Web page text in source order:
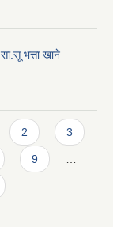
भत्ता खाने
2 3
9 …